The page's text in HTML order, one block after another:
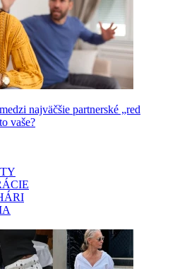
najväčšie partnerské „red
vaše?